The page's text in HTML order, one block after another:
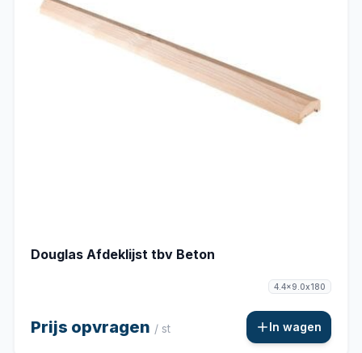
Douglas Afdeklijst tbv Beton
4.4x9.0x180
Prijs opvragen / st In wagen